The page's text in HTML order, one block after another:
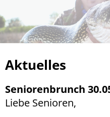
Aktuelles
Seniorenbrunch
Liebe Senioren,